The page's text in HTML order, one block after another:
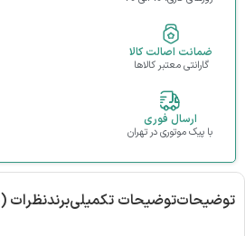
ضمانت اصالت کالا
گارانتی معتبر کالاها
ارسال فوری
با پیک موتوری در تهران
توضیحاتتوضیحات تکمیلیبرندنظرات (0)